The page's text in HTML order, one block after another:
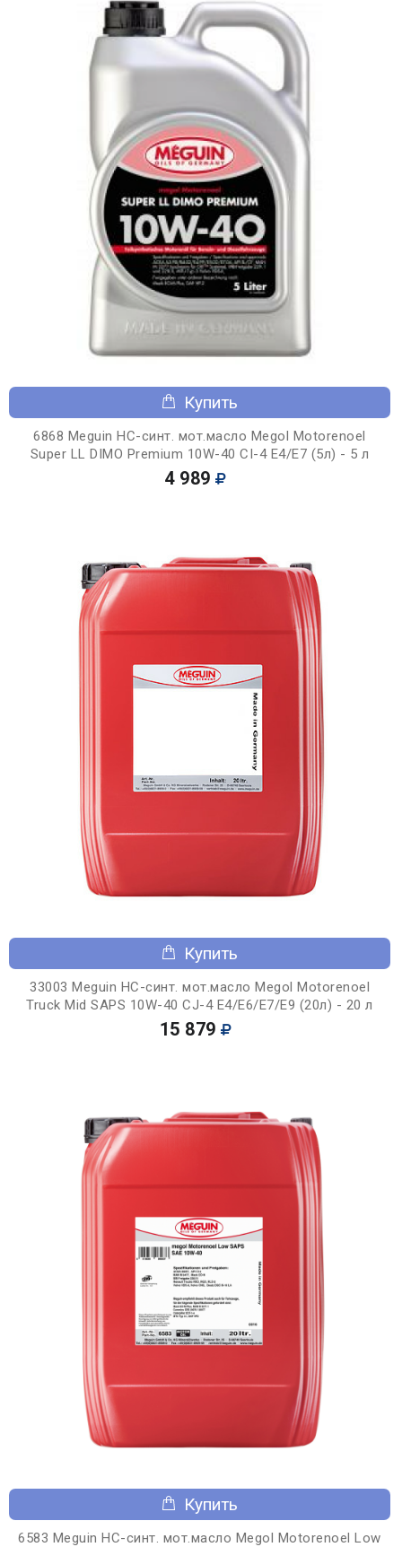
Купить
6868 Meguin НС-синт. мот.масло Megol Motorenoel
Super LL DIMO Premium 10W-40 CI-4 E4/E7 (5л) - 5 л
4 989
Купить
33003 Meguin НС-синт. мот.масло Megol Motorenoel
Truck Mid SAPS 10W-40 CJ-4 E4/E6/E7/E9 (20л) - 20 л
15 879
Купить
6583 Meguin НС-синт. мот.масло Megol Motorenoel Low